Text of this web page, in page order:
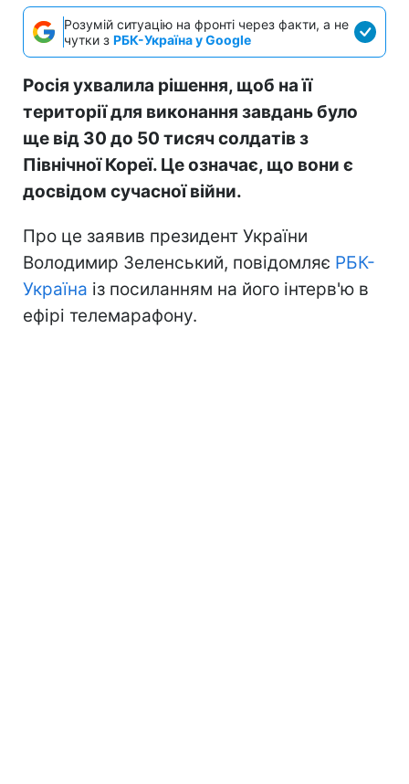
Розумій ситуацію на фронті через факти, а не
чутки з РБК-Україна у Google
Росія ухвалила рішення, щоб на її
території для виконання завдань було
ще від 30 до 50 тисяч солдатів з
Північної Кореї. Це означає, що вони є
досвідом сучасної війни.
Про це заявив президент України
Володимир Зеленський, повідомляє РБК-
Україна із посиланням на його інтерв'ю в
ефірі телемарафону.